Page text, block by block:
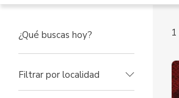
Filtrar por localidad
1